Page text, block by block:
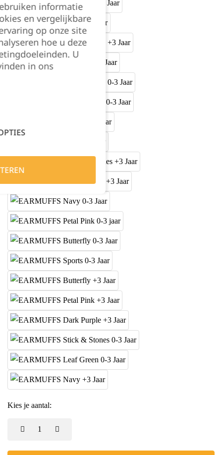
Kies je aantal:
informatie
en vergelijkbare
op onze site
hoe u deze
U
in ons